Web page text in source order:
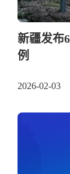
新疆发布
例
2026-02-03